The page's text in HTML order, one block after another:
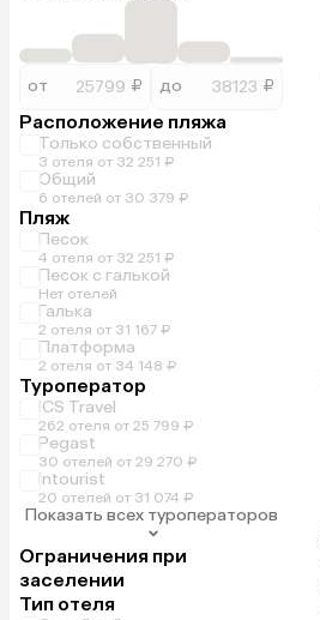
от ₽ до ₽
Расположение пляжа
Только собственный
3 отеля от 32 251 ₽
Общий
6 отелей от 30 379 ₽
Пляж
Песок
4 отеля от 32 251 ₽
Песок с галькой
Нет отелей
Галька
2 отеля от 31 167 ₽
Платформа
2 отеля от 34 148 ₽
Туроператор
ICS Travel
262 отеля от 25 799 ₽
Pegast
30 отелей от 29 270 ₽
Intourist
20 отелей от 31 074 ₽
Показать всех туроператоров
Ограничения при
заселении
Тип отеля